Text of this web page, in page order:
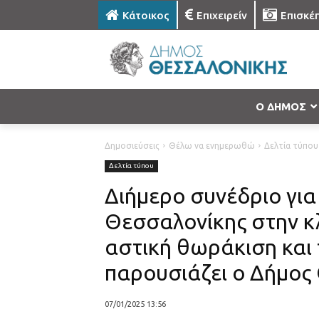
Κάτοικος Επιχειρείν
Ο ΔΗΜΟΣ
Δημοσιεύσεις Θέλω να ενημερωθώ Δελτία τύπου
Δελτία τύπου
Διήμερο συνέδριο
Θεσσαλονίκης στην
αστική θωράκιση και
παρουσιάζει ο
07/01/2025 13:56